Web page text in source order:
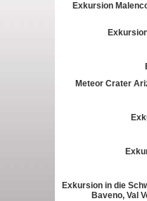
Exkursion
Meteor Crater
Exkursion in die
Baveno, Val